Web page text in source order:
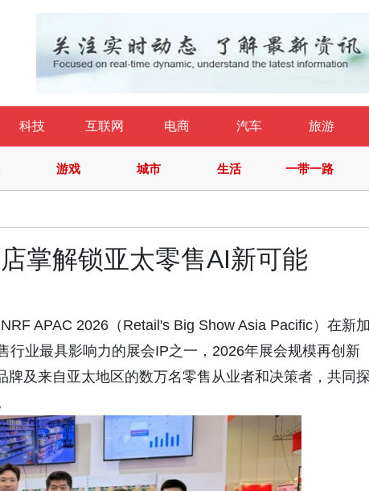
科技 互联网 电商 汽车 旅游
游戏 城市 生活 一带一路
掌解锁亚太零售AI新可能
APAC 2026（Retail's Big Show Asia Pacific）在新加
行业最具影响力的展会IP之一，2026年展会规模再创新
及来自亚太地区的数万名零售从业者和决策者，共同探